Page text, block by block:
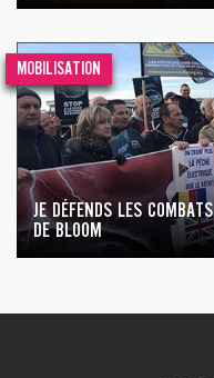
MOBILISATION
JE DÉFENDS LES COMBATS
DE BLOOM